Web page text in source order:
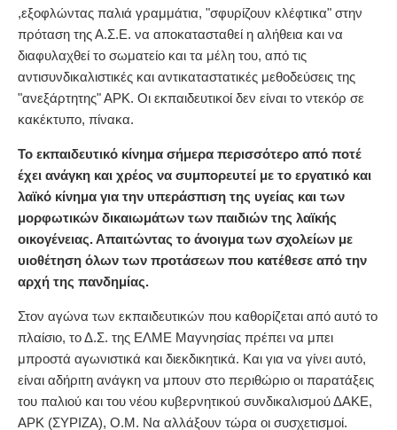
,εξοφλώντας παλιά γραμμάτια, "σφυρίζουν κλέφτικα" στην
πρόταση της Α.Σ.Ε. να αποκατασταθεί η αλήθεια και να
διαφυλαχθεί το σωματείο και τα μέλη του, από τις
αντισυνδικαλιστικές και αντικαταστατικές μεθοδεύσεις της
"ανεξάρτητης" ΑΡΚ. Οι εκπαιδευτικοί δεν είναι το ντεκόρ σε
κακέκτυπο, πίνακα.
Το εκπαιδευτικό κίνημα σήμερα περισσότερο από ποτέ
έχει ανάγκη και χρέος να συμπορευτεί με το εργατικό και
λαϊκό κίνημα για την υπεράσπιση της υγείας και των
μορφωτικών δικαιωμάτων των παιδιών της λαϊκής
οικογένειας. Απαιτώντας το άνοιγμα των σχολείων με
υιοθέτηση όλων των προτάσεων που κατέθεσε από την
αρχή της πανδημίας.
Στον αγώνα των εκπαιδευτικών που καθορίζεται από αυτό το
πλαίσιο, το Δ.Σ. της ΕΛΜΕ Μαγνησίας πρέπει να μπει
μπροστά αγωνιστικά και διεκδικητικά. Και για να γίνει αυτό,
είναι αδήριτη ανάγκη να μπουν στο περιθώριο οι παρατάξεις
του παλιού και του νέου κυβερνητικού συνδικαλισμού ΔΑΚΕ,
ΑΡΚ (ΣΥΡΙΖΑ), Ο.Μ. Να αλλάξουν τώρα οι συσχετισμοί.